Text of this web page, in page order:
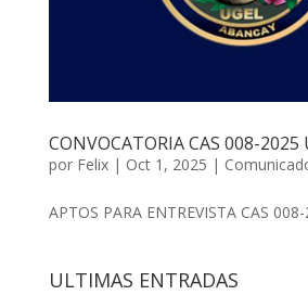
CONVOCATORIA CAS 008-2025
por Felix| Oct 1, 2025 |
APTOS PARA ENTREVISTA CAS
ULTIMAS ENTRADAS